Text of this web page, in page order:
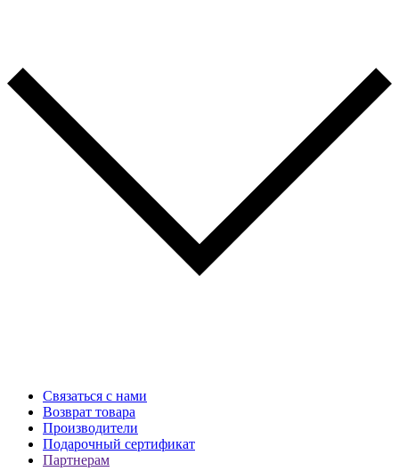
Связаться с нами
Возврат товара
Производители
Подарочный сертификат
Партнерам